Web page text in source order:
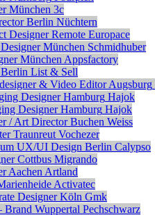
München 3c
Berlin Nüchtern
Designer Remote Europace
München Schmidhuber
München Appsfactory
Berlin List & Sell
& Video Editor Augsburg
Designer Hamburg Hajok
Designer Hamburg Hajok
/ Art Director Buchen Weiss
Traunreut Vochezer
UX/UI Design Berlin Calypso
Cottbus Migrando
Aachen Artland
Activatec
Designer Köln Gmk
Brand Wuppertal Pechschwarz